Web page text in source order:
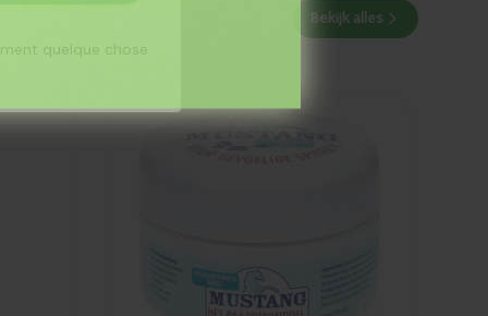
Bekijk alles
Ajouté
quelque chose